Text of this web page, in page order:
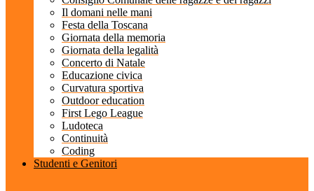
Il domani nelle mani
Festa della Toscana
Giornata della memoria
Giornata della legalità
Concerto di Natale
Educazione civica
Curvatura sportiva
Outdoor education
First Lego League
Ludoteca
Continuità
Coding
Studenti e Genitori